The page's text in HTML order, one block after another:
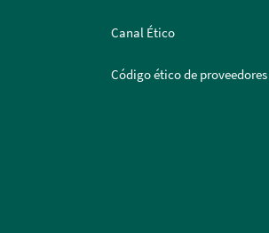
Canal Ético
Código ético de proveedores